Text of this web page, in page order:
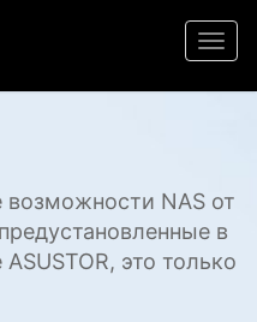
возможности NAS от
в
это только